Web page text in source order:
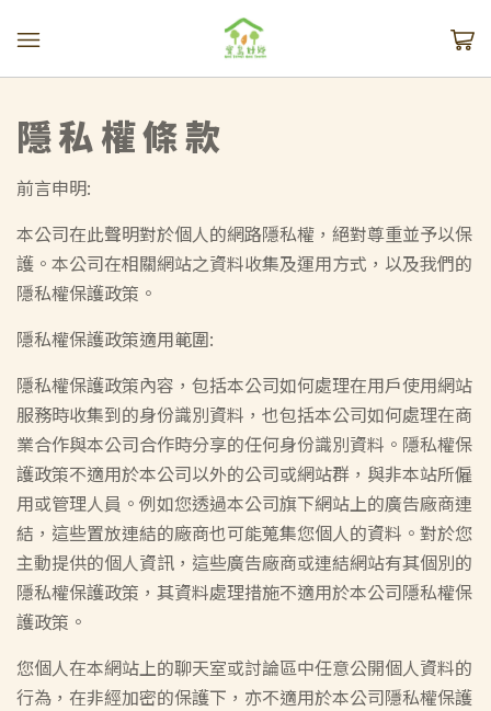
隱私權條款
前言申明:
本公司在此聲明對於個人的網路隱私權，絕對尊重並予以保
護。本公司在相關網站之資料收集及運用方式，以及我們的
隱私權保護政策。
隱私權保護政策適用範圍:
隱私權保護政策內容，包括本公司如何處理在用戶使用網站
服務時收集到的身份識別資料，也包括本公司如何處理在商
業合作與本公司合作時分享的任何身份識別資料。隱私權保
護政策不適用於本公司以外的公司或網站群，與非本站所僱
用或管理人員。例如您透過本公司旗下網站上的廣告廠商連
結，這些置放連結的廠商也可能蒐集您個人的資料。對於您
主動提供的個人資訊，這些廣告廠商或連結網站有其個別的
隱私權保護政策，其資料處理措施不適用於本公司隱私權保
護政策。
您個人在本網站上的聊天室或討論區中任意公開個人資料的
行為，在非經加密的保護下，亦不適用於本公司隱私權保護